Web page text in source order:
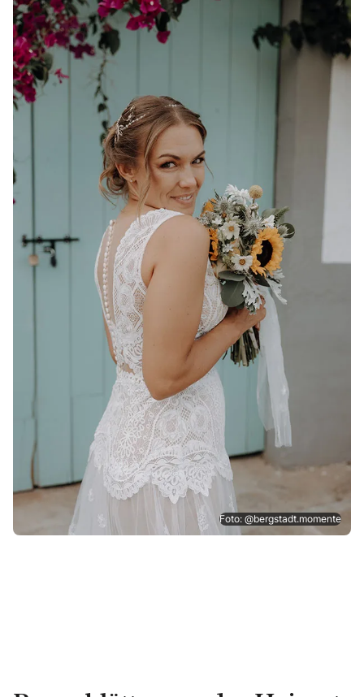
Foto: @bergstadt.momente